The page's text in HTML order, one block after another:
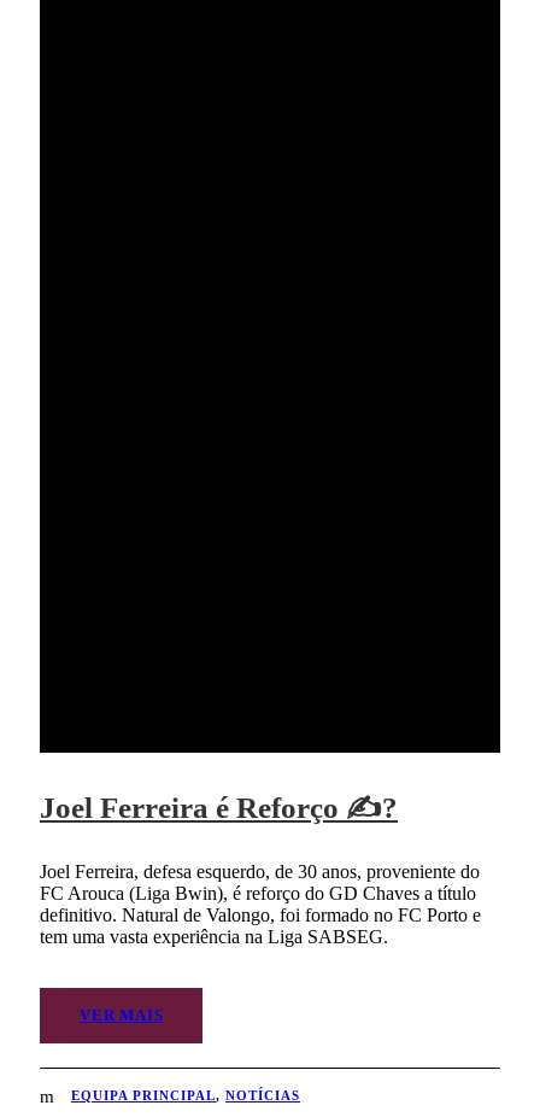
Joel Ferreira é Reforço ✍?
Joel Ferreira, defesa esquerdo, de 30 anos, proveniente do
FC Arouca (Liga Bwin), é reforço do GD Chaves a título
definitivo. Natural de Valongo, foi formado no FC Porto e
tem uma vasta experiência na Liga SABSEG.
VER MAIS
EQUIPA PRINCIPAL, NOTÍCIAS